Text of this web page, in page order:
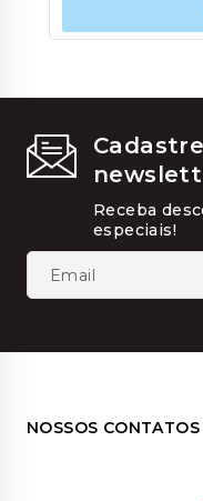
Receba
especiais!
NOSSOS CONTATOS